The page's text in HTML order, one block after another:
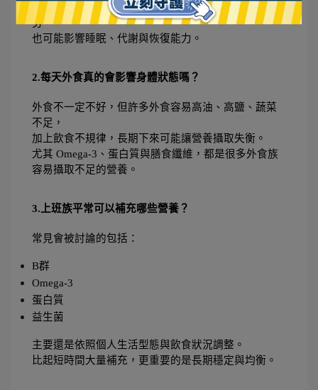
身體容易長期處於高消耗狀態。久了不只精神容易疲
勞，
也可能影響睡眠、代謝與恢復能力。
2.每天外食真的會影響身體狀態嗎？
外食不一定不好，但許多外食容易高油、高鹽、蔬菜
不足，
加上飲食不規律，長期下來可能讓營養攝取失衡。
尤其 Omega-3、蛋白質與膳食纖維，都是很多外食族
容易攝取不足的營養。
3.上班族平常可以補充哪些營養？
常見會被討論的包括：
B群
Omega-3
蛋白質
益生菌
主要還是依照個人生活型態與飲食狀況調整。
比起短時間大量補充，更重要的是長期穩定與均衡。